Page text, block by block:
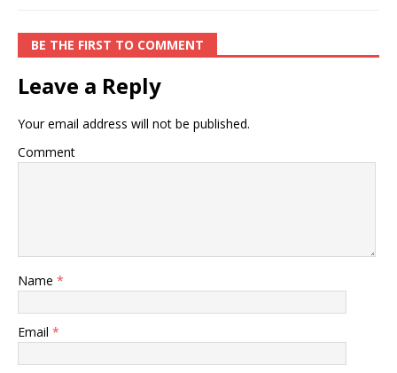
BE THE FIRST TO COMMENT
Leave a Reply
Your email address will not be published.
Comment
Name *
Email *